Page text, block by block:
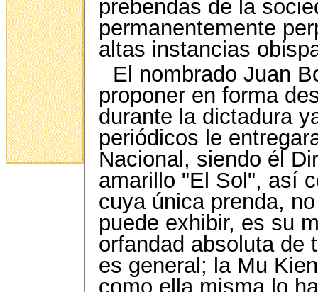
prebendas de la
permanentemente
altas instancias
El nombrado Juan
proponer en forma
durante la dictadura
periódicos le
Nacional, siendo él
amarillo "El Sol", así
cuya única prenda,
puede exhibir, es su
orfandad absoluta de
es general; la Mu
como ella misma lo